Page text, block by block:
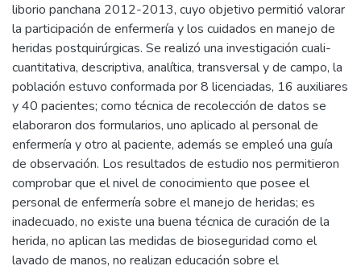
liborio panchana 2012-2013, cuyo objetivo permitió valorar
la participación de enfermería y los cuidados en manejo de
heridas postquirúrgicas. Se realizó una investigación cuali-
cuantitativa, descriptiva, analítica, transversal y de campo, la
población estuvo conformada por 8 licenciadas, 16 auxiliares
y 40 pacientes; como técnica de recolección de datos se
elaboraron dos formularios, uno aplicado al personal de
enfermería y otro al paciente, además se empleó una guía
de observación. Los resultados de estudio nos permitieron
comprobar que el nivel de conocimiento que posee el
personal de enfermería sobre el manejo de heridas; es
inadecuado, no existe una buena técnica de curación de la
herida, no aplican las medidas de bioseguridad como el
lavado de manos, no realizan educación sobre el